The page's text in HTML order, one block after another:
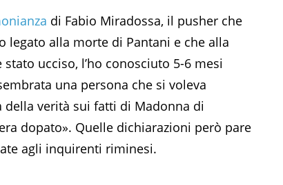
di Fabio Miradossa, il pusher che
legato alla morte di Pantani e che alla
ucciso, l’ho conosciuto 5-6 mesi
una persona che si voleva
della verità sui fatti di Madonna di
dopato». Quelle dichiarazioni però pare
agli inquirenti riminesi.